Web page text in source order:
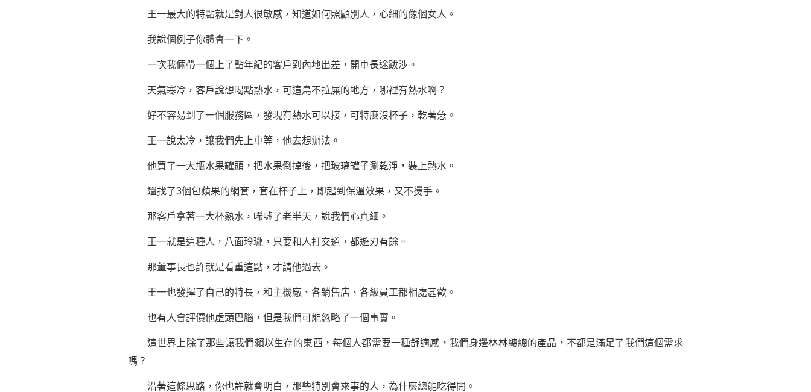
王一最大的特點就是對人很敏感，知道如何照顧別人，心細的像個女人。
我說個例子你體會一下。
一次我倆帶一個上了點年紀的客戶到內地出差，開車長途跋涉。
天氣寒冷，客戶說想喝點熱水，可這鳥不拉屎的地方，哪裡有熱水啊？
好不容易到了一個服務區，發現有熱水可以接，可特麼沒杯子，乾著急。
王一說太冷，讓我們先上車等，他去想辦法。
他買了一大瓶水果罐頭，把水果倒掉後，把玻璃罐子涮乾淨，裝上熱水。
還找了3個包蘋果的網套，套在杯子上，即起到保溫效果，又不燙手。
那客戶拿著一大杯熱水，唏噓了老半天，說我們心真細。
王一就是這種人，八面玲瓏，只要和人打交道，都遊刃有餘。
那董事長也許就是看重這點，才請他過去。
王一也發揮了自己的特長，和主機廠、各銷售店、各級員工都相處甚歡。
也有人會評價他虛頭巴腦，但是我們可能忽略了一個事實。
這世界上除了那些讓我們賴以生存的東西，每個人都需要一種舒適感，我們身邊林林總總的產品，不都是滿足了我們這個需求
嗎？
沿著這條思路，你也許就會明白，那些特別會來事的人，為什麼總能吃得開。